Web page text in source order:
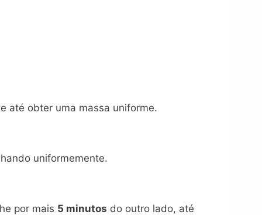
até obter uma massa uniforme.
uniformemente.
por mais 5 minutos do outro lado, até